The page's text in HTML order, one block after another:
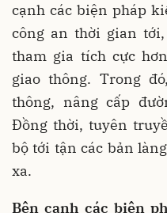
cạnh các biện pháp
công an thời gian
tham gia tích cực
giao thông. Trong
thông, nâng cấp
Đồng thời, tuyên
bộ tới tận các bản
xa.
Bên cạnh các biện